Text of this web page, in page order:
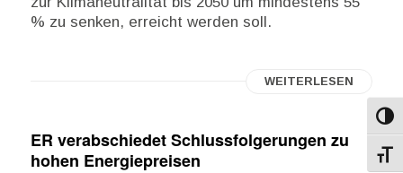
% zu senken, erreicht werden soll.
WEITERLESEN
ER verabschiedet Schlussfolgerungen zu
hohen Energiepreisen